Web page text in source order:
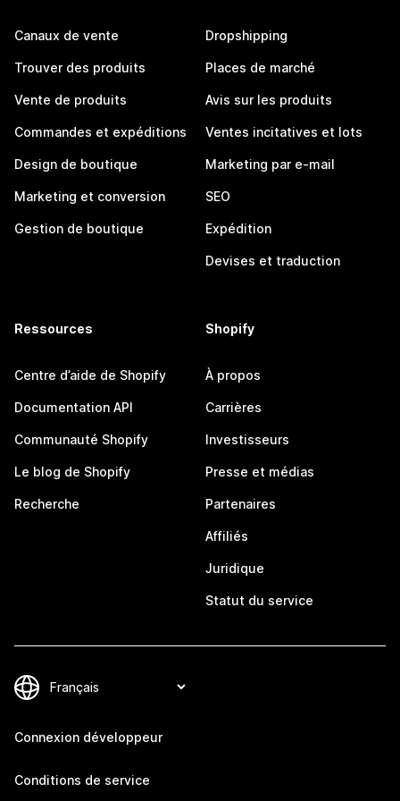
Canaux de vente
Trouver des produits
Vente de produits
Commandes et expéditions
Design de boutique
Marketing et conversion
Gestion de boutique
Dropshipping
Places de marché
Avis sur les produits
Ventes incitatives et lots
Marketing par e-mail
SEO
Expédition
Devises et traduction
Ressources
Centre d’aide de Shopify
Documentation API
Communauté Shopify
Le blog de Shopify
Recherche
Shopify
À propos
Carrières
Investisseurs
Presse et médias
Partenaires
Affiliés
Juridique
Statut du service
Connexion développeur
Conditions de service